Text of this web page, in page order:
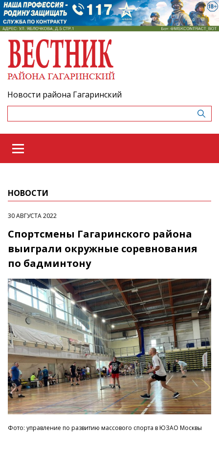
Новости района Гагаринский
НОВОСТИ
30 АВГУСТА 2022
Спортсмены Гагаринского района
выиграли окружные соревнования
по бадминтону
Фото: управление по развитию массового спорта в ЮЗАО Москвы